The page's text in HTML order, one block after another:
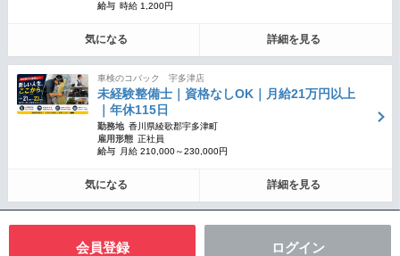
給与 時給 1,200円
気になる 詳細を見る
車検のコバック 宇多津店
未経験整備士｜資格なしOK｜月給21万円以上
｜年休115日
勤務地 香川県綾歌郡宇多津町
雇用形態 正社員
給与
月給 210,000～230,000円
気になる 詳細を見る
会員登録 ログイン